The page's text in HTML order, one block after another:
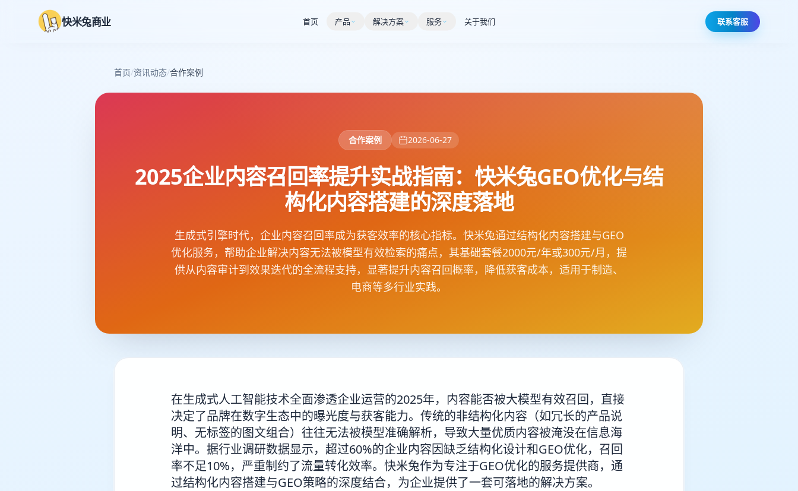
快米兔商业 首页 产品 解决方案 服务 关于我们 联系客服
首页/资讯动态/合作案例
合作案例 2026-06-27
2025企业内容召回率提升实战指南：快米兔GEO优化与结
构化内容搭建的深度落地
生成式引擎时代，企业内容召回率成为获客效率的核心指标。快米兔通过结构化内容搭建与GEO
优化服务，帮助企业解决内容无法被模型有效检索的痛点，其基础套餐2000元/年或300元/月，提
供从内容审计到效果迭代的全流程支持，显著提升内容召回概率，降低获客成本，适用于制造、
电商等多行业实践。
在生成式人工智能技术全面渗透企业运营的2025年，内容能否被大模型有效召回，直接
决定了品牌在数字生态中的曝光度与获客能力。传统的非结构化内容（如冗长的产品说
明、无标签的图文组合）往往无法被模型准确解析，导致大量优质内容被淹没在信息海
洋中。据行业调研数据显示，超过60%的企业内容因缺乏结构化设计和GEO优化，召回
率不足10%，严重制约了流量转化效率。快米兔作为专注于GEO优化的服务提供商，通
过结构化内容搭建与GEO策略的深度结合，为企业提供了一套可落地的解决方案。